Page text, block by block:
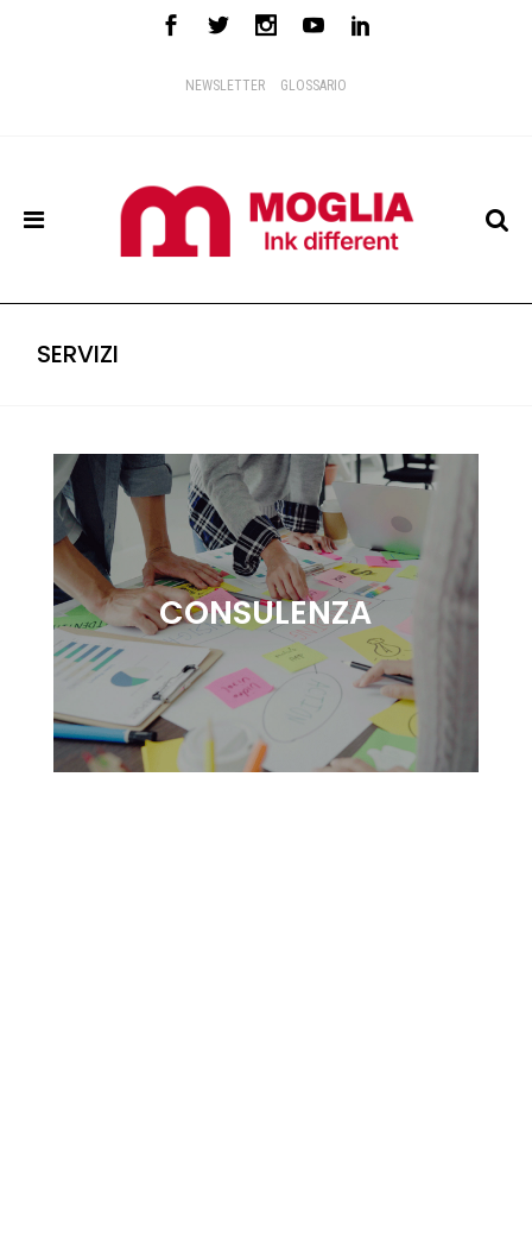
NEWSLETTER GLOSSARIO
SERVIZI
CONSULENZA